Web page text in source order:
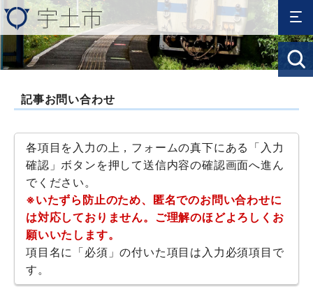
記事お問い合わせ
各項目を入力の上，フォームの真下にある「入力
確認」ボタンを押して送信内容の確認画面へ進ん
でください。
※いたずら防止のため、匿名でのお問い合わせに
は対応しておりません。ご理解のほどよろしくお
願いいたします。
項目名に「必須」の付いた項目は入力必須項目で
す。